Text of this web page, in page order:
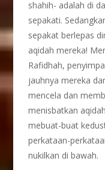
shahih- adalah di
sepakati.
sepakat berlepas
aqidah mereka!
Rafidhah,
jauhnya mereka
mencela dan
menisbatkan
mebuat-buat
perkataan-
nukilkan di bawah.